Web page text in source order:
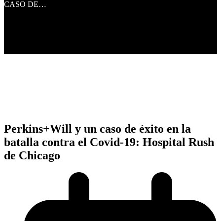
CASO DE…
Perkins+Will y un caso de éxito en la
batalla contra el Covid-19: Hospital Rush
de Chicago